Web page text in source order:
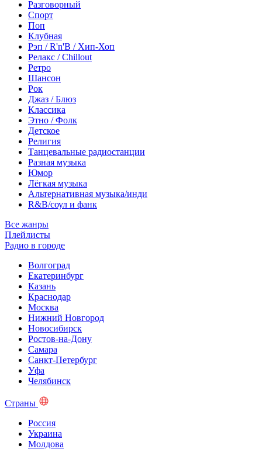
Разговорный
Спорт
Поп
Клубная
Рэп / R'n'B / Хип-Хоп
Релакс / Chillout
Ретро
Шансон
Рок
Джаз / Блюз
Классика
Этно / Фолк
Детское
Религия
Танцевальные радиостанции
Разная музыка
Юмор
Лёгкая музыка
Альтернативная музыка/инди
R&B/cоул и фанк
Все жанры
Плейлисты
Радио в городе
Волгоград
Екатеринбург
Казань
Краснодар
Москва
Нижний Новгород
Новосибирск
Ростов-на-Дону
Самара
Санкт-Петербург
Уфа
Челябинск
Страны
Россия
Украина
Молдова